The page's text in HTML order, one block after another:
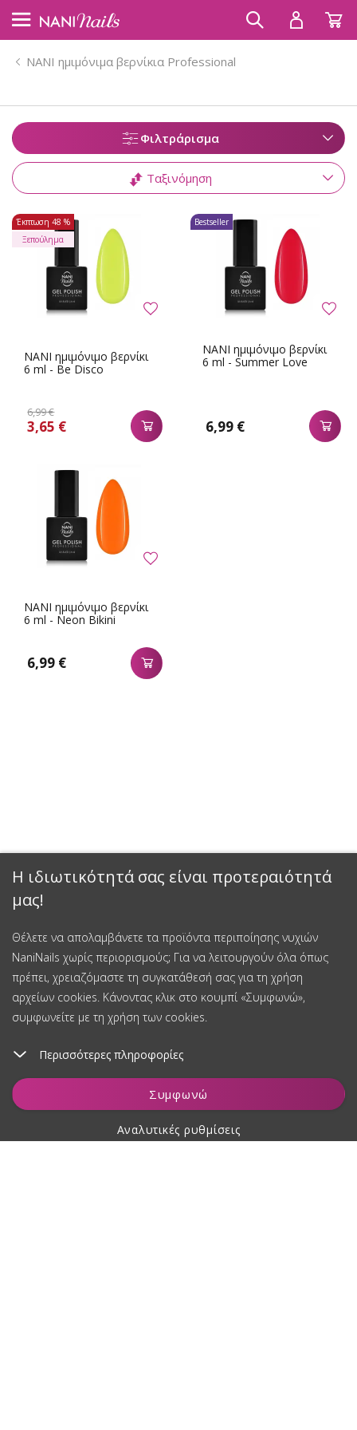
Η ιδιωτικότητά σας είναι προτεραιότητά
μας!
Θέλετε να απολαμβάνετε τα προϊόντα περιποίησης νυχιών
NaniNails χωρίς περιορισμούς; Για να λειτουργούν όλα όπως
πρέπει, χρειαζόμαστε τη συγκατάθεσή σας για τη χρήση
αρχείων cookies. Κάνοντας κλικ στο κουμπί «Συμφωνώ»,
συμφωνείτε με τη χρήση των cookies.
Περισσότερες πληροφορίες
Συμφωνώ
Αναλυτικές ρυθμίσεις
NANI ημιμόνιμα βερνίκια Professional
Φιλτράρισμα
Ταξινόμηση
NANI ημιμόνιμο βερνίκι
6 ml - Be Disco
6,99 €
3,65 €
Έκπτωση 48 %
Ξεπούλημα
NANI ημιμόνιμο βερνίκι
6 ml - Summer Love
6,99 €
Bestseller
NANI ημιμόνιμο βερνίκι
6 ml - Neon Bikini
6,99 €